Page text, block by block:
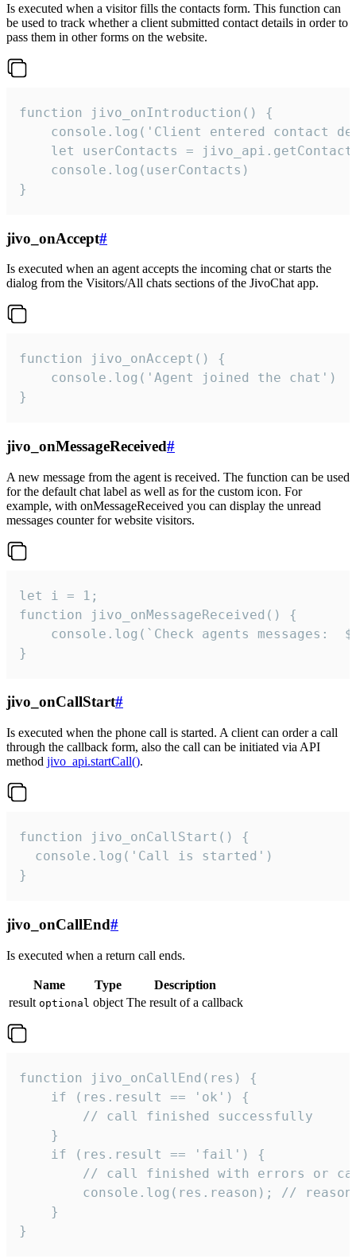
Is executed when a visitor fills the contacts form. This function can
be used to track whether a client submitted contact details in order to
pass them in other forms on the website.
function jivo_onIntroduction() {
console.log('Client entered contact
let userContacts =
    console.log(userContacts)
}
jivo_onAccept#
Is executed when an agent accepts the incoming chat or starts the
dialog from the Visitors/All chats sections of the JivoChat app.
function jivo_onAccept() {
}
jivo_onMessageReceived#
A new message from the agent is received. The function can be used
for the default chat label as well as for the custom icon. For
example, with onMessageReceived you can display the unread
messages counter for website visitors.
let i = 1;
function jivo_onMessageReceived() {
}
jivo_onCallStart#
Is executed when the phone call is started. A client can order a call
through the callback form, also the call can be initiated via API
method jivo_api.startCall().
function jivo_onCallStart() {
  console.log('Call is started')
}
jivo_onCallEnd#
Is executed when a return call ends.
Name Type
Description
result optional object The result of a callback
function jivo_onCallEnd(res) {
    if (res.result == 'ok') {
        // call finished successfully
    }
    if (res.result == 'fail') {
// call finished with errors or
console.log(res.reason); //
    }
}